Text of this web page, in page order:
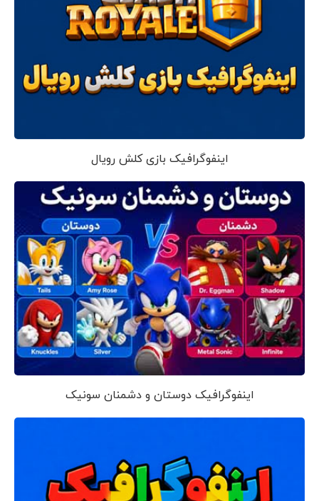
اینفوگرافیک بازی کلش رویال
اینفوگرافیک دوستان و دشمنان سونیک